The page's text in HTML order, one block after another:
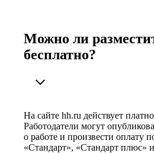
Можно ли
бесплатно?
На сайте hh.ru действует
Работодатели могут
о работе и произвести оплату
«Стандарт», «Стандарт плюс»